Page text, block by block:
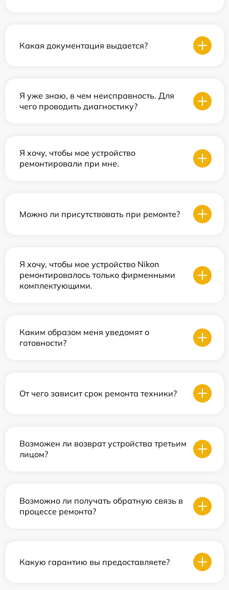
Какая документация выдается?
Я уже знаю, в чем неисправность. Для
чего проводить диагностику?
Я хочу, чтобы мое устройство
ремонтировали при мне.
Можно ли присутствовать при ремонте?
Я хочу, чтобы мое устройство Nikon
ремонтировалось только фирменными
комплектующими.
Каким образом меня уведомят о
готовности?
От чего зависит срок ремонта техники?
Возможен ли возврат устройства третьим
лицом?
Возможно ли получать обратную связь в
процессе ремонта?
Какую гарантию вы предоставляете?